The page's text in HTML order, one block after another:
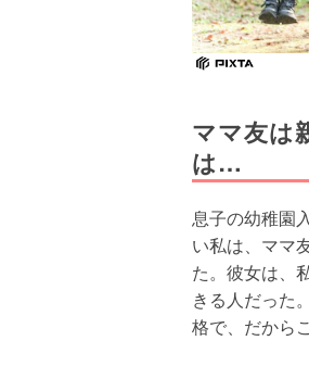
ママ友は
は…
息子の幼稚園
い私は、ママ
た。彼女は、
きる人だった
格で、だから